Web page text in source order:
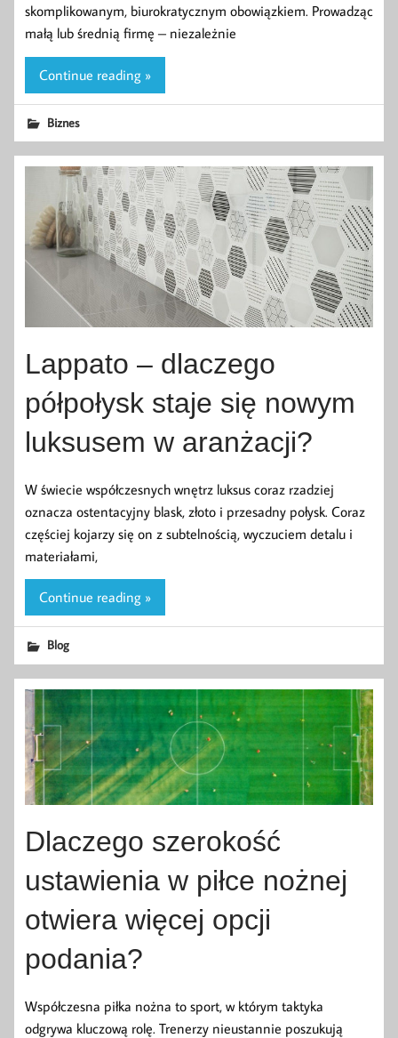
skomplikowanym, biurokratycznym obowiązkiem. Prowadząc
małą lub średnią firmę – niezależnie
Continue reading »
Biznes
Lappato – dlaczego
półpołysk staje się nowym
luksusem w aranżacji?
W świecie współczesnych wnętrz luksus coraz rzadziej
oznacza ostentacyjny blask, złoto i przesadny połysk. Coraz
częściej kojarzy się on z subtelnością, wyczuciem detalu i
materiałami,
Continue reading »
Blog
Dlaczego szerokość
ustawienia w piłce nożnej
otwiera więcej opcji
podania?
Współczesna piłka nożna to sport, w którym taktyka
odgrywa kluczową rolę. Trenerzy nieustannie poszukują